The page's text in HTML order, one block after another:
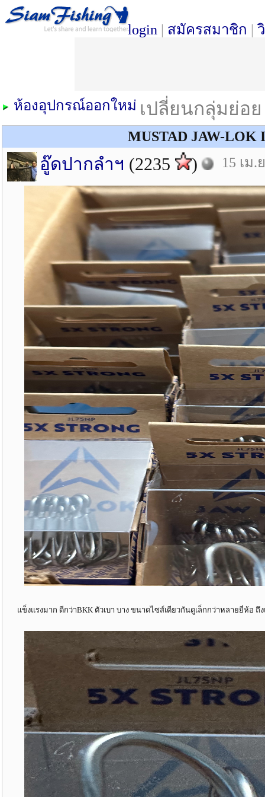
login | สมัครสมาชิก |
เปลี่ยนกลุ่มย่อ
ห้องอุปกรณ์ออกใหม่
MUSTAD JAW-LOK
อู๊ดปากลำฯ (2235 ) 15 เม.
แข็งแรงมาก ดีกว่าBKK ตัวเบา บาง ขนาดไซส์เดียวกันดูเล็กกว่าหลายยี่ห้อ